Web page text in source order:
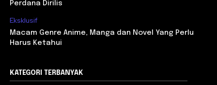
Perdana Dirilis
Eksklusif
Macam Genre Anime, Manga dan Novel Yang Perlu
Harus Ketahui
KATEGORI TERBANYAK